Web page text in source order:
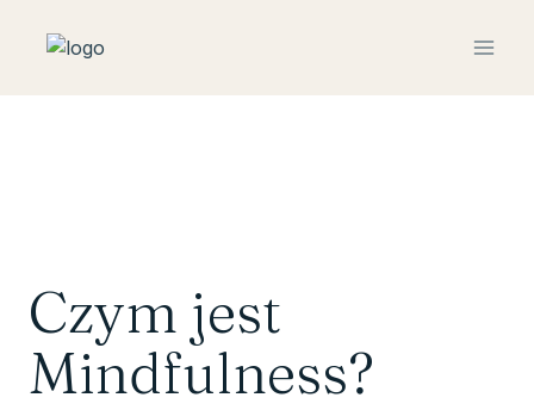
Czym jest
Mindfulness?